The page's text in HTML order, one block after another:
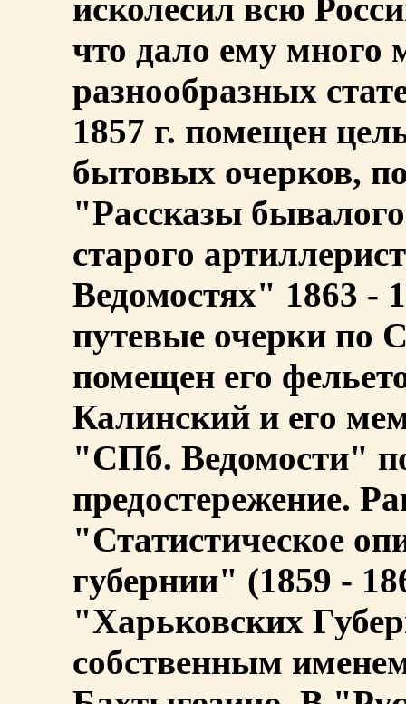
исколесил всю
что дало ему много
разнообразных
1857 г. помещен
бытовых очерков,
"Рассказы
старого
Ведомостях" 1863 -
путевые очерки по
помещен его
Калинский и его
"СПб. Ведомости"
предостережение.
"Статистическое
губернии" (1859 -
"Харьковских
собственным